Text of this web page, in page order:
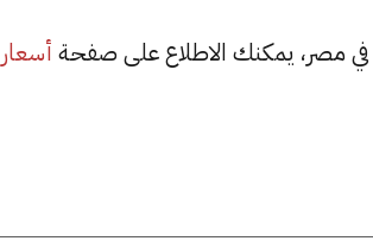
أسعار